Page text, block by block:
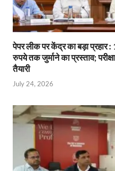
पेपर लीक पर केंद्र का बड़ा
रुपये तक जुर्माने का प्रस्ताव;
तैयारी
July 24, 2026